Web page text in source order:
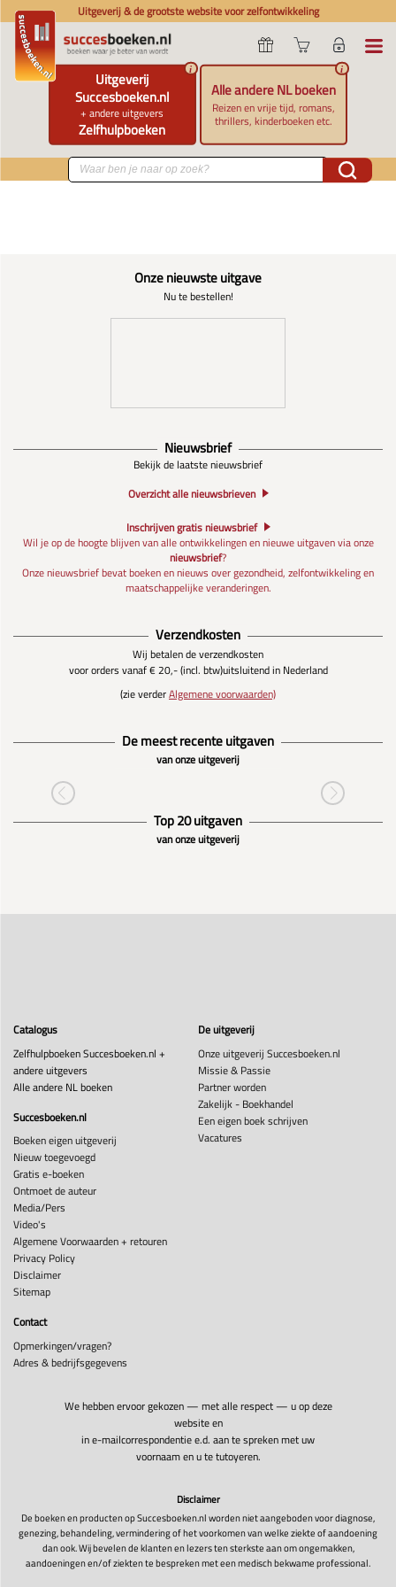
Uitgeverij & de grootste website voor zelfontwikkeling
Uitgeverij
Succesboeken.nl
+ andere uitgevers
Zelfhulpboeken
i
Alle andere NL boeken
Reizen en vrije tijd, romans,
thrillers, kinderboeken etc.
i
Onze nieuwste uitgave
Nu te bestellen!
Nieuwsbrief
Bekijk de laatste nieuwsbrief
Overzicht alle nieuwsbrieven
Inschrijven gratis nieuwsbrief
Wil je op de hoogte blijven van alle ontwikkelingen en nieuwe uitgaven via onze
nieuwsbrief?
Onze nieuwsbrief bevat boeken en nieuws over gezondheid, zelfontwikkeling en
maatschappelijke veranderingen.
Verzendkosten
Wij betalen de verzendkosten
voor orders vanaf € 20,- (incl. btw)uitsluitend in Nederland
(zie verderAlgemene voorwaarden)
De meest recente uitgaven
van onze uitgeverij
Top 20 uitgaven
van onze uitgeverij
Catalogus
Zelfhulpboeken Succesboeken.nl +
andere uitgevers
Alle andere NL boeken
Succesboeken.nl
Boeken eigen uitgeverij
Nieuw toegevoegd
Gratis e-boeken
Ontmoet de auteur
Media/Pers
Video's
Algemene Voorwaarden + retouren
Privacy Policy
Disclaimer
Sitemap
De uitgeverij
Onze uitgeverij Succesboeken.nl
Missie & Passie
Partner worden
Zakelijk - Boekhandel
Een eigen boek schrijven
Vacatures
Contact
Opmerkingen/vragen?
Adres & bedrijfsgegevens
We hebben ervoor gekozen — met alle respect — u op deze
website en
in e-mailcorrespondentie e.d. aan te spreken met uw
voornaam en u te tutoyeren.
Disclaimer
De boeken en producten op Succesboeken.nl worden niet aangeboden voor diagnose,
genezing, behandeling, vermindering of het voorkomen van welke ziekte of aandoening
dan ook. Wij bevelen de klanten en lezers ten sterkste aan om ongemakken,
aandoeningen en/of ziekten te bespreken met een medisch bekwame professional.